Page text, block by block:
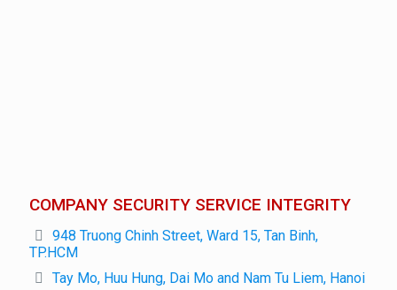
COMPANY SECURITY SERVICE INTEGRITY
948 Truong Chinh Street, Ward 15, Tan Binh,
TP.HCM
Tay Mo, Huu Hung, Dai Mo and Nam Tu Liem, Hanoi